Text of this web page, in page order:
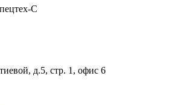
С
д.5, стр. 1, офис 6